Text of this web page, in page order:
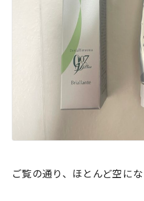
ご覧の通り、ほとんど空にな